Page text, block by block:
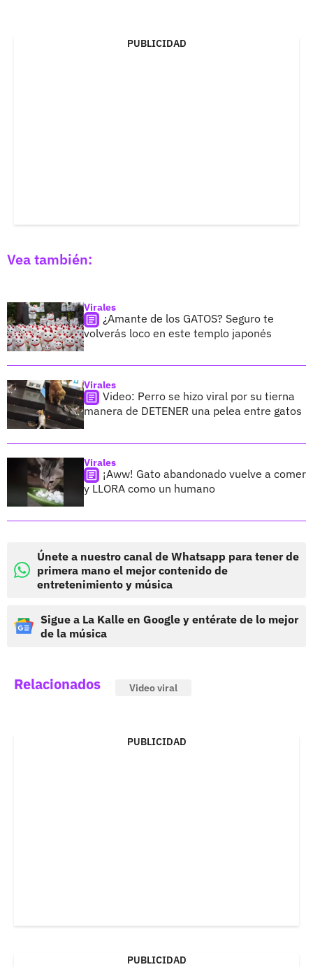
PUBLICIDAD
Vea también:
Virales
¿Amante de los GATOS? Seguro te
volverás loco en este templo japonés
Virales
Video: Perro se hizo viral por su tierna
manera de DETENER una pelea entre gatos
Virales
¡Aww! Gato abandonado vuelve a comer
y LLORA como un humano
Únete a nuestro canal de Whatsapp para tener de
primera mano el mejor contenido de
entretenimiento y música
Sigue a La Kalle en Google y entérate de lo mejor
de la música
Relacionados Video viral
PUBLICIDAD
PUBLICIDAD